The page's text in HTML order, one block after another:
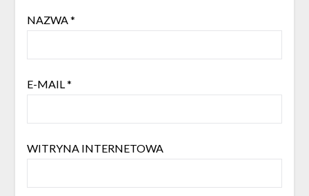
NAZWA*
E-MAIL*
WITRYNA INTERNETOWA